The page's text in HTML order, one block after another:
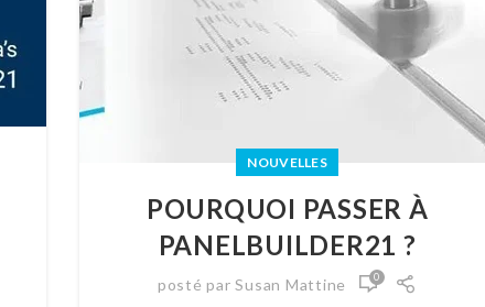
NOUVELLES
POURQUOI PASSER À
PANELBUILDER21 ?
posté par Susan Mattine 0